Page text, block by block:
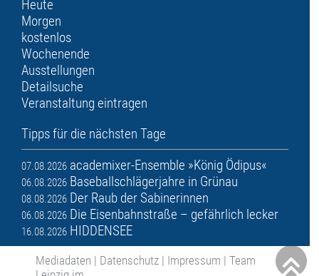
Heute
Morgen
kostenlos
Wochenende
Ausstellungen
Detailsuche
Veranstaltung eintragen
Tipps für die nächsten Tage
07.08.2026 academixer-Ensemble »König Ödipus«
06.08.2026 Baseballschlägerjahre in Grünau
08.08.2026 Der Raub der Sabinerinnen
06.08.2026 Die Eisenbahnstraße – gefährlich lecker
16.08.2026 HIDDENSEE
Mediadaten | Datenschutz | Impressum | Team